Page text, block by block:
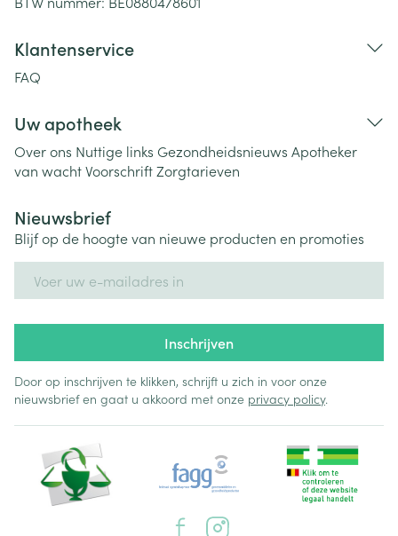
Klantenservice
FAQ
Uw apotheek
Over ons Nuttige links Gezondheidsnieuws Apotheker
van wachtVoorschriftZorgtarieven
Nieuwsbrief
Blijf op de hoogte van nieuwe producten en promoties
Inschrijven
Door op inschrijven te klikken, schrijft u zich in voor onze
nieuwsbrief en gaat u akkoord met onze privacy policy.